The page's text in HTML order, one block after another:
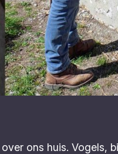
ons huis. Vogels,